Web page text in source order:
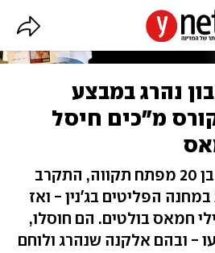
נהרג במבצע
מ"כים חיסל
הלוחם, מפקד כיתה בן 20 מפתח תקווה, התקרב
הפליטים בג'נין - ואז
חמאס בולטים. הם חוסלו,
- ובהם אלקנה שנהרג ולוחם